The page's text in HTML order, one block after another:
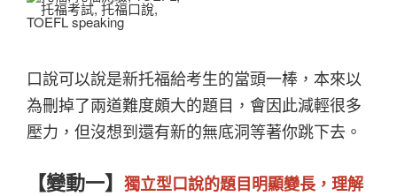
口說可以說是新托福給考生的當頭一棒，本來以
為刪掉了兩道難度頗大的題目，會因此減輕很多
壓力，但沒想到還有新的無底洞等著你跳下去。
【變動一】
獨立型口說的題目明顯變長，理解